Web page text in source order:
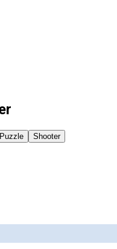
Puzzle Shooter